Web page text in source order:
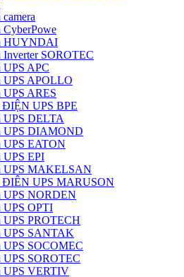
HUYNDAI
SOROTEC
UPS APC
UPS APOLLO
UPS ARES
UPS BPE
UPS DELTA
UPS DIAMOND
UPS EATON
UPS EPI
UPS MAKELSAN
UPS MARUSON
UPS NORDEN
UPS OPTI
UPS PROTECH
UPS SANTAK
UPS SOCOMEC
SOROTEC
UPS VERTIV